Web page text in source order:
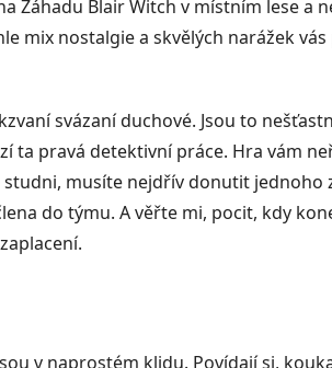
Záhadu Blair Witch v místním lese a
mix nostalgie a skvělých narážek
svázaní duchové. Jsou to
ta pravá detektivní práce. Hra vám
musíte nejdřív donutit jednoho
do týmu. A věřte mi, pocit, kdy
v naprostém klidu. Povídají si,